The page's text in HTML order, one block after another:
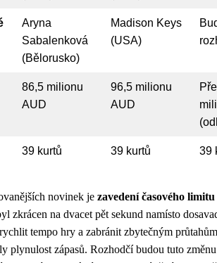
Aryna
Sabalenková
(Bělorusko)
Madison Keys
(USA)
86,5 milionu
AUD
96,5 milionu
AUD
39 kurtů 39 kurtů 39
novinek je zavedení časového limitu
zkrácen na dvacet pět sekund namísto
tempo hry a zabránit zbytečným
plynulost zápasů. Rozhodčí budou tuto